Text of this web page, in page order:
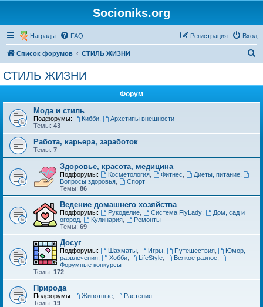
Socioniks.org
Награды FAQ Вход
Регистрация
Список форумов СТИЛЬ ЖИЗНИ
СТИЛЬ ЖИЗНИ
Форум
Мода и стиль
Подфорумы: Кибби,
Архетипы внешности
Темы: 43
Работа, карьера, заработок
Темы: 7
Здоровье, красота, медицина
Подфорумы: Косметология, Фитнес Диеты, питание,
Вопросы здоровья
Спорт
Темы: 86
Ведение домашнего хозяйства
Подфорумы: Рукоделие, Система FlyLady,
Дом, сад и
огород
Кулинария,
Ремонты
Темы: 69
Досуг
Подфорумы: Шахматы, Игры, Путешествия,
Юмор,
развлечения
Хобби, LifeStyle, Всякое разное,
Форумные конкурсы
Темы: 172
Природа
Подфорумы: Животные,
Растения
Темы: 19